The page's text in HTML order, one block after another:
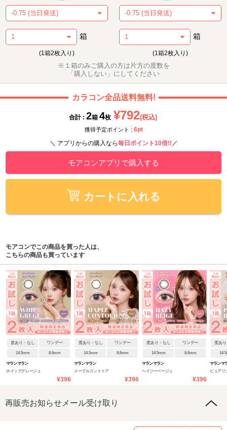
箱
(1箱2枚入り)
箱
(1箱2枚入り)
※１箱のみご購入の方は片方の度数を
「購入しない」にしてください
カラコン全品送料無料!
合計 : 2箱 4枚 ¥792(税込)
獲得予定ポイント : 6pt
＼ アプリからの購入なら毎日ポイント10倍!! ／
モアコンアプリで購入する
カートに入れる
モアコンでこの商品を買った人は、
こちらの商品も買っています
度あり・なし ワンデー
14.5mm 8.6mm
マランマラン
ホイップグレージュ
¥396
度あり・なし ワンデー
14.5mm 8.6mm
マランマラン
メープルコントゥア
¥396
度あり・なし ワンデー
14.5mm 8.6mm
マランマラン
ヘイジーベージュ
¥396
度あ
マランマ
ピュアリ
再販売お知らせメール受け取り